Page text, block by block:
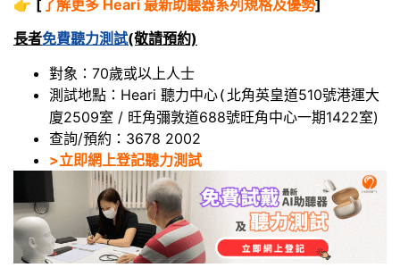
👉 [了解更多 Heari 最新助聽器系列規格及優勢]
長者免費聽力測試(敬請預約)
對象：70歲或以上人士
測試地點：Heari 聽力中心( 北角英皇道510號港運大
廈2509室 / 旺角彌敦道688號旺角中心一期1422室)
查詢/預約：3678 2002
>立即網上登記聽力測試